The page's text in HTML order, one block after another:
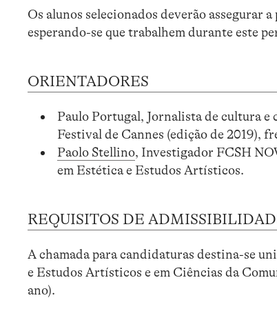
Os alunos selecionados deverão assegurar
esperando-se que trabalhem durante este
ORIENTADORES
Paulo Portugal, Jornalista de cultura
Festival de Cannes (edição de 2019),
Paolo Stellino, Investigador FCSH
em Estética e Estudos Artísticos.
REQUISITOS DE
A chamada para candidaturas destina-se
e Estudos Artísticos e em Ciências da
ano).